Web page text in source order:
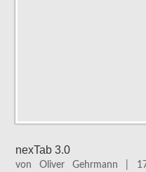
nexTab 3.0
vonOliver Gehrmann